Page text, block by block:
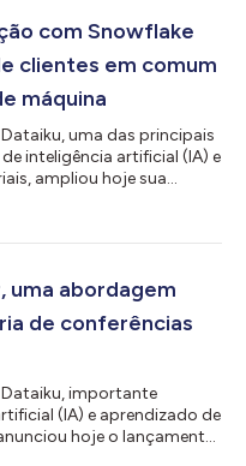
mundial em insights
destaca 25 empresas
com Snowflake
clientes em comum
máquina
uma das principais
inteligência artificial (IA) e
ampliou hoje sua
grupo de parceiros da
conjuntamente. A
uma abordagem
de conferências
importante
(IA) e aprendizado de
hoje o lançamento